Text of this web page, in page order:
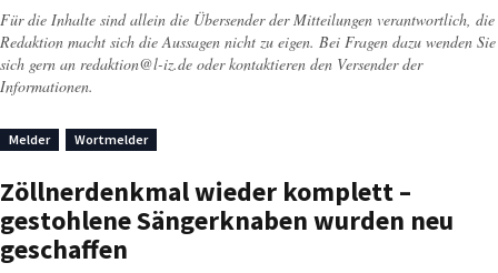
Für die Inhalte sind allein die Übersender der Mitteilungen verantwortlich, die
Redaktion macht sich die Aussagen nicht zu eigen. Bei Fragen dazu wenden Sie
sich gern an redaktion@l-iz.de oder kontaktieren den Versender der
Informationen.
Melder Wortmelder
Zöllnerdenkmal wieder komplett –
gestohlene Sängerknaben wurden neu
geschaffen